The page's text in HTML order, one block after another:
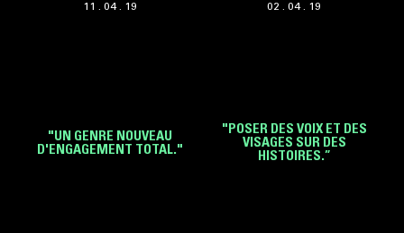
11 . 04 . 19 02 . 04 . 19
"UN GENRE NOUVEAU
D'ENGAGEMENT TOTAL."
"POSER DES VOIX ET DES
VISAGES SUR DES
HISTOIRES.”